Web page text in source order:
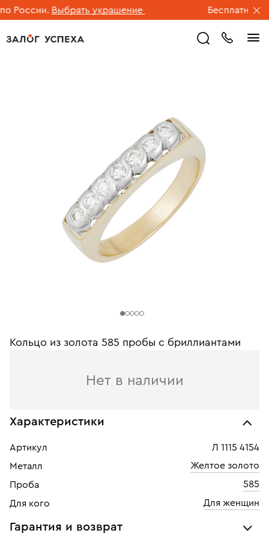
России. Выбрать украшение Бесплатная
Кольцо из золота 585 пробы c бриллиантами
Нет в наличии
Характеристики
Артикул
Л 1115 4154
Металл
Желтое золото
Проба
585
Для кого
Для женщин
Гарантия и возврат